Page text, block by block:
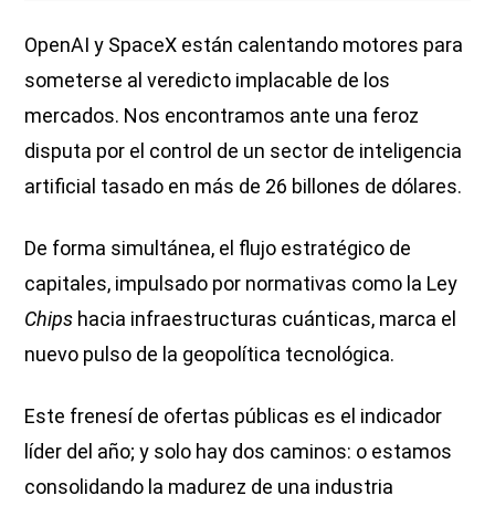
OpenAI y SpaceX están calentando motores para
someterse al veredicto implacable de los
mercados. Nos encontramos ante una feroz
disputa por el control de un sector de inteligencia
artificial tasado en más de 26 billones de dólares.
De forma simultánea, el flujo estratégico de
capitales, impulsado por normativas como la Ley
Chips hacia infraestructuras cuánticas, marca el
nuevo pulso de la geopolítica tecnológica.
Este frenesí de ofertas públicas es el indicador
líder del año; y solo hay dos caminos: o estamos
consolidando la madurez de una industria